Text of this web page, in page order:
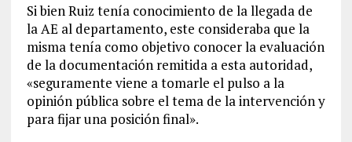
Si bien Ruiz tenía conocimiento de la llegada de
la AE al departamento, este consideraba que la
misma tenía como objetivo conocer la evaluación
de la documentación remitida a esta autoridad,
«seguramente viene a tomarle el pulso a la
opinión pública sobre el tema de la intervención y
para fijar una posición final».